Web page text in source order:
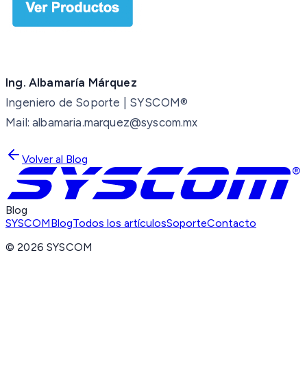
Ing. Albamaría Márquez
Ingeniero de Soporte | SYSCOM®
Mail: albamaria.marquez@syscom.mx
Volver al Blog
Blog
SYSCOMBlogTodos los artículosSoporteContacto
©2026 SYSCOM